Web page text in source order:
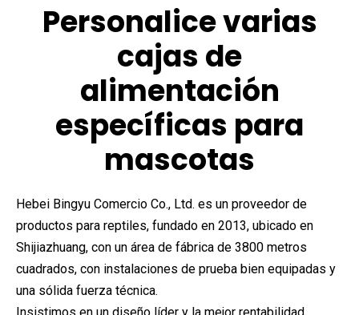
Personalice varias
cajas de
alimentación
específicas para
mascotas
Hebei Bingyu Comercio Co., Ltd. es un proveedor de
productos para reptiles, fundado en 2013, ubicado en
Shijiazhuang, con un área de fábrica de 3800 metros
cuadrados, con instalaciones de prueba bien equipadas y
una sólida fuerza técnica.